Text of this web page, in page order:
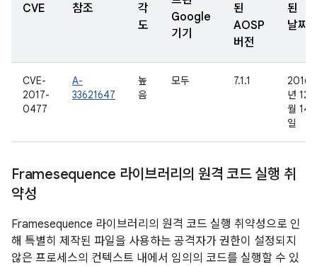
CVE 참조
각
도
Google
기기
된
AOSP
버전
된
날짜
CVE-
2017-
0477
A-
33621647
높
음
모두 7.1.1
2016
년 12
월 14
일
Framesequence 라이브러리의 원격 코드 실행 취
약성
Framesequence 라이브러리의 원격 코드 실행 취약성으로 인
해 특별히 제작된 파일을 사용하는 공격자가 권한이 설정되지
않은 프로세스의 컨텍스트 내에서 임의의 코드를 실행할 수 있